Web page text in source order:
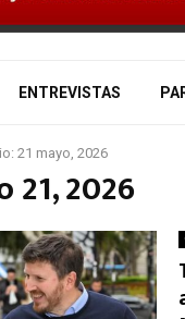
ENTREVISTAS
21 mayo, 2026
21, 2026